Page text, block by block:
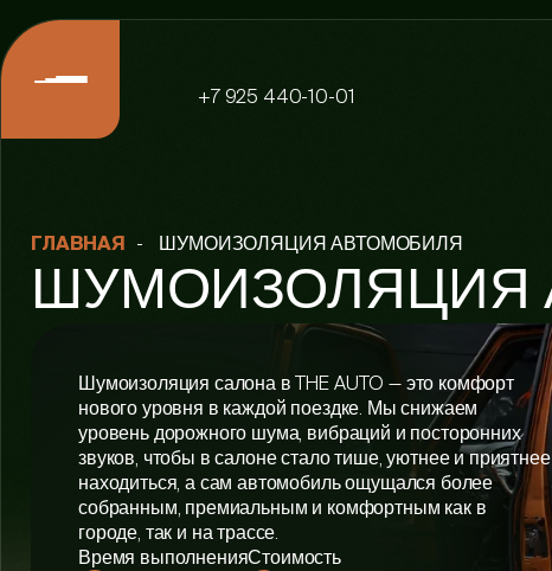
+7 925 440-10-01
ГЛАВНАЯ - ШУМОИЗОЛЯЦИЯ АВТОМОБИЛЯ
ШУМОИЗОЛЯЦИЯ
Шумоизоляция салона в THE AUTO — это комфорт
нового уровня в каждой поездке. Мы снижаем
уровень дорожного шума, вибраций и посторонних
звуков, чтобы в салоне стало тише, уютнее и приятнее
находиться, а сам автомобиль ощущался более
собранным, премиальным и комфортным как в
городе, так и на трассе.
Время выполненияСтоимость